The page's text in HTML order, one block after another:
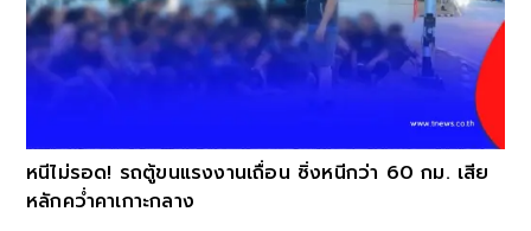
หนีไม่รอด! รถตู้ขนแรงงานเถื่อน ซิ่งหนีกว่า 60 กม. เสีย
หลักคว่ำคาเกาะกลาง